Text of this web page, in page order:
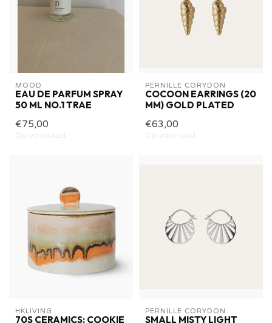
MOOD
EAU DE PARFUM SPRAY
50 ML NO.1 TRAE
€75,00
Op voorraad
PERNILLE CORYDON
COCOON EARRINGS (20
MM) GOLD PLATED
€63,00
Op voorraad
HKLIVING
70S CERAMICS: COOKIE
PERNILLE CORYDON
SMALL MISTY LIGHT